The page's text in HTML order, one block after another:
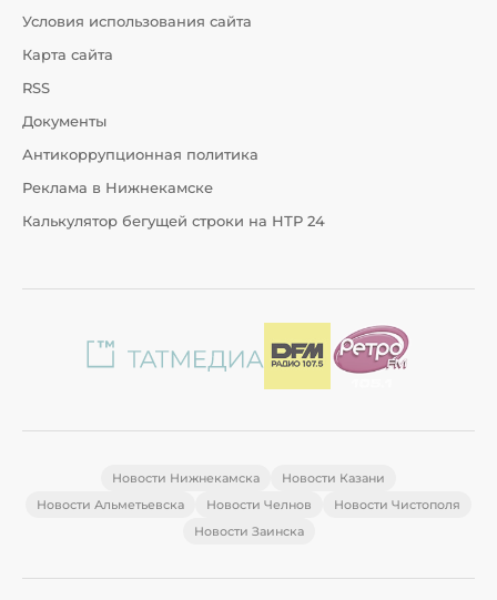
Условия использования сайта
Карта сайта
RSS
Документы
Антикоррупционная политика
Реклама в Нижнекамске
Калькулятор бегущей строки на НТР 24
Новости Нижнекамска
Новости Казани
Новости Альметьевска
Новости Челнов
Новости Чистополя
Новости Заинска